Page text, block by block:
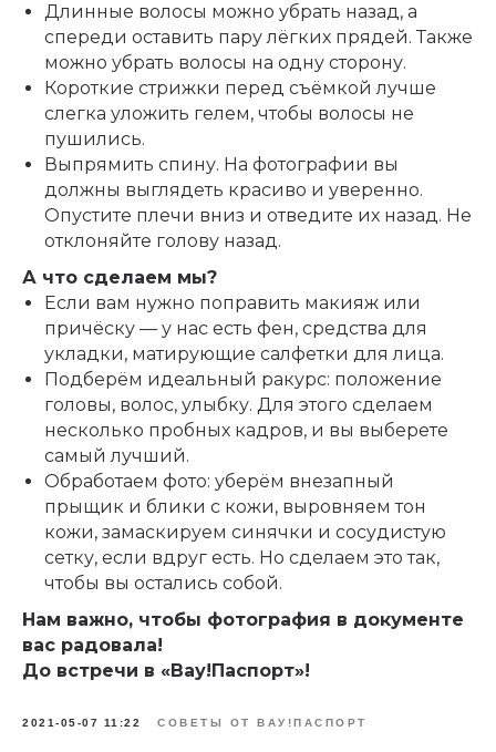
Длинные волосы можно убрать назад, а
спереди оставить пару лёгких прядей. Также
можно убрать волосы на одну сторону.
Короткие стрижки перед съёмкой лучше
слегка уложить гелем, чтобы волосы не
пушились.
Выпрямить спину. На фотографии вы
должны выглядеть красиво и уверенно.
Опустите плечи вниз и отведите их назад. Не
отклоняйте голову назад.
А что сделаем мы?
Если вам нужно поправить макияж или
причёску — у нас есть фен, средства для
укладки, матирующие салфетки для лица.
Подберём идеальный ракурс: положение
головы, волос, улыбку. Для этого сделаем
несколько пробных кадров, и вы выберете
самый лучший.
Обработаем фото: уберём внезапный
прыщик и блики с кожи, выровняем тон
кожи, замаскируем синячки и сосудистую
сетку, если вдруг есть. Но сделаем это так,
чтобы вы остались собой.
Нам важно, чтобы фотография в документе
вас радовала!
До встречи в «Вау!Паспорт»!
2021-05-07 11:22 СОВЕТЫ ОТ ВАУ!ПАСПОРТ